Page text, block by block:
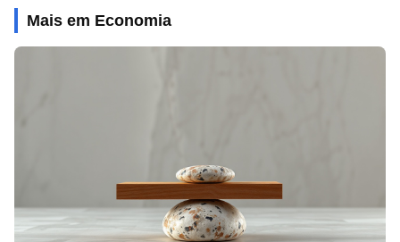
Mais em Economia